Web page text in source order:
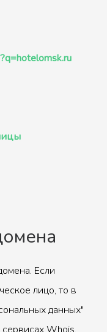
Если
лицо, то в
данных"